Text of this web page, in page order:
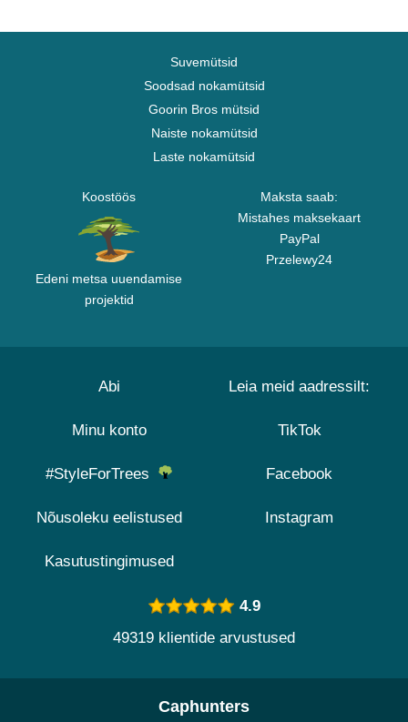
Suvemütsid
Soodsad nokamütsid
Goorin Bros mütsid
Naiste nokamütsid
Laste nokamütsid
Koostöös
Edeni metsa uuendamise
projektid
Maksta saab:
Mistahes maksekaart
PayPal
Przelewy24
Abi
Minu konto
#StyleForTrees
Nõusoleku eelistused
Kasutustingimused
Leia meid aadressilt:
TikTok
Facebook
Instagram
4.9
49319 klientide arvustused
Caphunters